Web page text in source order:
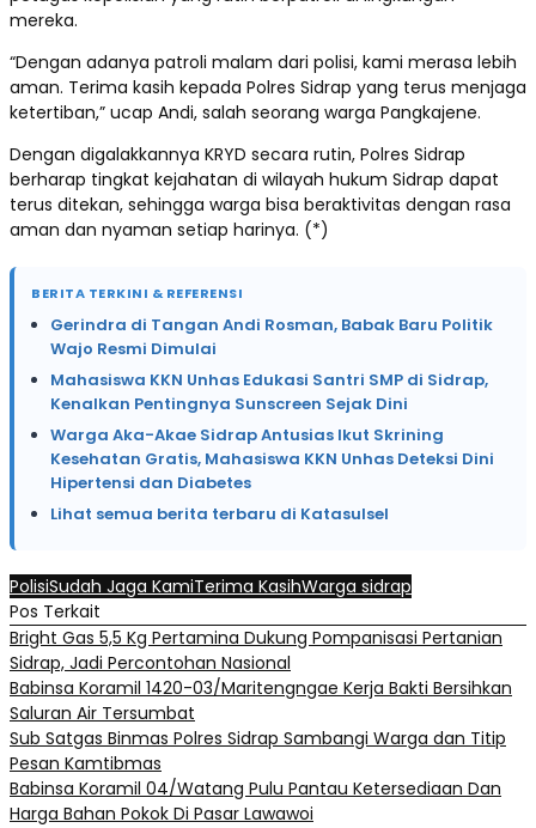
mereka.
“Dengan adanya patroli malam dari polisi, kami merasa lebih
aman. Terima kasih kepada Polres Sidrap yang terus menjaga
ketertiban,” ucap Andi, salah seorang warga Pangkajene.
Dengan digalakkannya KRYD secara rutin, Polres Sidrap
berharap tingkat kejahatan di wilayah hukum Sidrap dapat
terus ditekan, sehingga warga bisa beraktivitas dengan rasa
aman dan nyaman setiap harinya. (*)
BERITA TERKINI & REFERENSI
Gerindra di Tangan Andi Rosman, Babak Baru Politik
Wajo Resmi Dimulai
Mahasiswa KKN Unhas Edukasi Santri SMP di Sidrap,
Kenalkan Pentingnya Sunscreen Sejak Dini
Warga Aka-Akae Sidrap Antusias Ikut Skrining
Kesehatan Gratis, Mahasiswa KKN Unhas Deteksi Dini
Hipertensi dan Diabetes
Lihat semua berita terbaru di Katasulsel
PolisiSudah Jaga KamiTerima KasihWarga sidrap
Pos Terkait
Bright Gas 5,5 Kg Pertamina Dukung Pompanisasi Pertanian
Sidrap, Jadi Percontohan Nasional
Babinsa Koramil 1420-03/Maritengngae Kerja Bakti Bersihkan
Saluran Air Tersumbat
Sub Satgas Binmas Polres Sidrap Sambangi Warga dan Titip
Pesan Kamtibmas
Babinsa Koramil 04/Watang Pulu Pantau Ketersediaan Dan
Harga Bahan Pokok Di Pasar Lawawoi